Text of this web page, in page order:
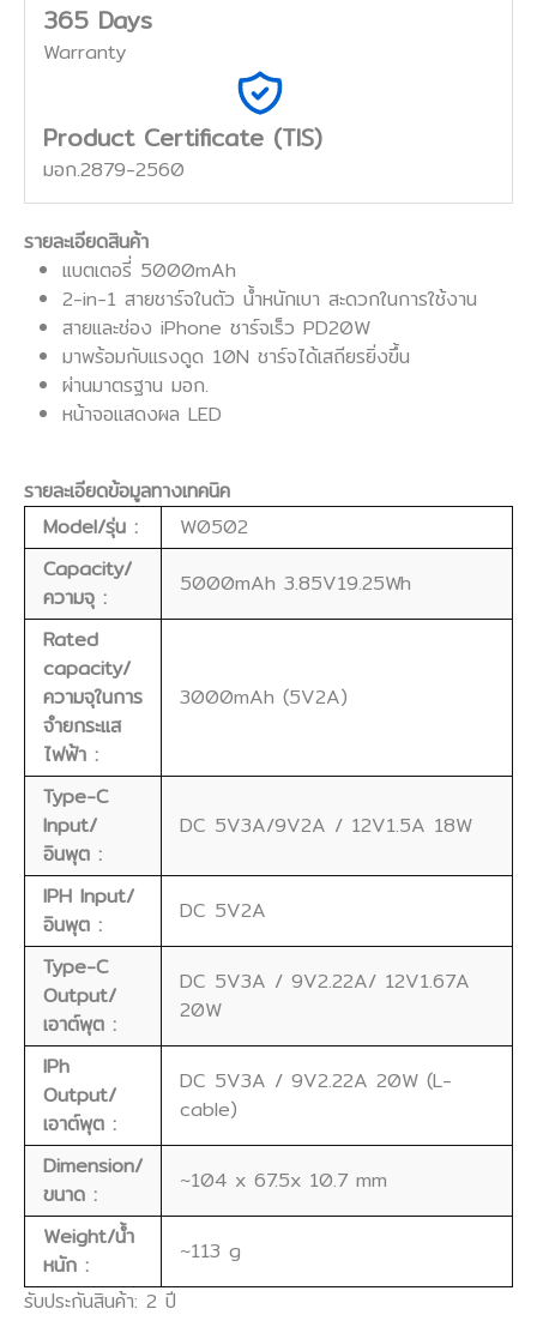
365 Days
Warranty
Product Certificate (TIS)
มอก.2879-2560
รายละเอียดสินค้า
แบตเตอรี่ 5000mAh
2-in-1 สายชาร์จในตัว น้ำหนักเบา สะดวกในการใช้งาน
สายและช่อง iPhone ชาร์จเร็ว PD20W
มาพร้อมกับแรงดูด 10N ชาร์จได้เสถียรยิ่งขึ้น
ผ่านมาตรฐาน มอก.
หน้าจอแสดงผล LED
รายละเอียดข้อมูลทางเทคนิค
Model/รุ่น :
W0502
Capacity/
ความจุ :
5000mAh 3.85V19.25Wh
Rated
capacity/
ความจุในการ
จํายกระแส
ไฟฟ้า :
3000mAh (5V2A)
Type-C
Input/
อินพุต :
DC 5V3A/9V2A / 12V1.5A 18W
IPH Input/
อินพุต :
DC 5V2A
Type-C
Output/
เอาต์พุต :
DC 5V3A / 9V2.22A/ 12V1.67A
20W
IPh
Output/
เอาต์พุต :
DC 5V3A / 9V2.22A 20W (L-
cable)
Dimension/
ขนาด :
~104 x 67.5x 10.7 mm
Weight/น้ำ
หนัก :
~113 g
รับประกันสินค้า: 2 ปี